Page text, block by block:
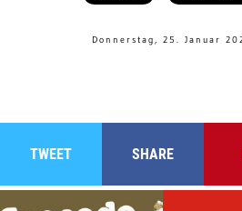
Donnerstag, 25. Januar
TWEET SHARE